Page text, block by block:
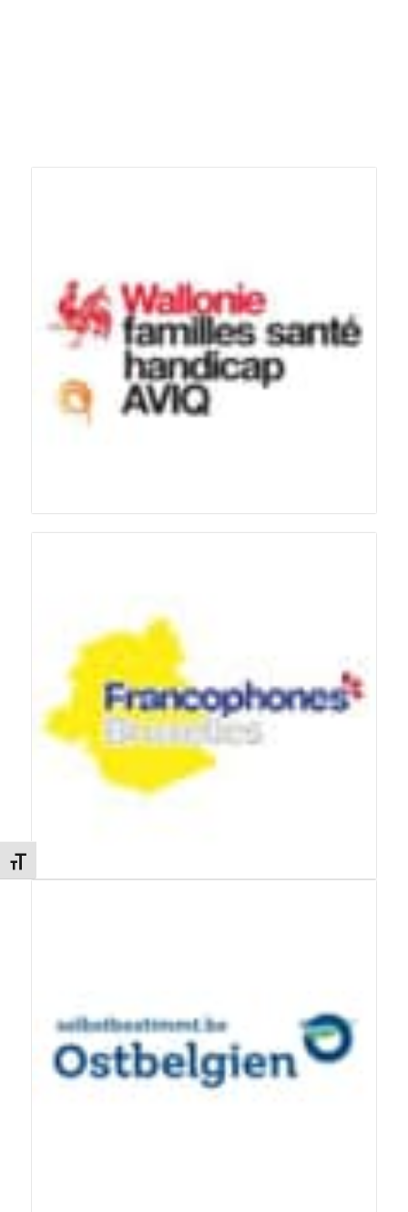
Changer la taille de la police